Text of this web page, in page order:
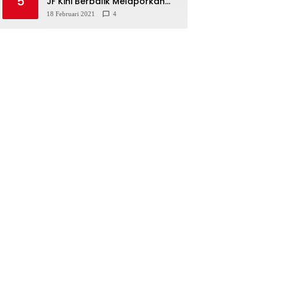
Pelapor, Kuasa Hukum
18 Februari 2021 4